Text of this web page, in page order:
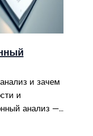
и зачем
и
анализ —…